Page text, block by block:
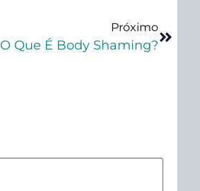
Próximo
O Que É Body Shaming?